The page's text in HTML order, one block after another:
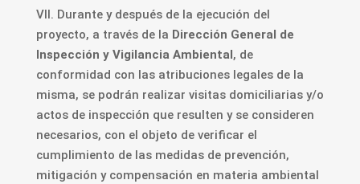
VII. Durante y después de la ejecución del
proyecto, a través de la Dirección General de
Inspección y Vigilancia Ambiental , de
conformidad con las atribuciones legales de la
misma, se podrán realizar visitas domiciliarias y/o
actos de inspección que resulten y se consideren
necesarios, con el objeto de verificar el
cumplimiento de las medidas de prevención,
mitigación y compensación en materia ambiental